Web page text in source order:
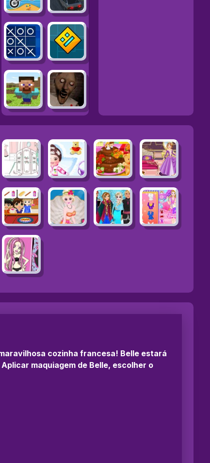
cozinha francesa! Belle estará
maquiagem de Belle, escolher o